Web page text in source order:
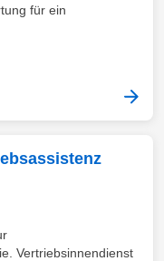
für ein
Vertriebsinnendienst